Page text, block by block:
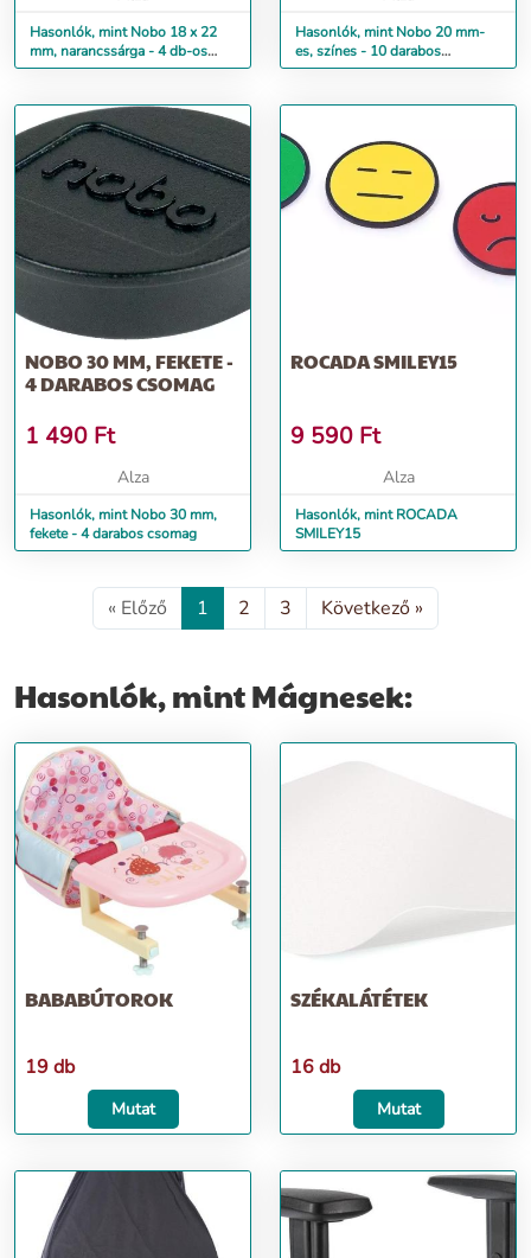
Hasonlók, mint Nobo 18 x 22
mm, narancssárga - 4 db-os
csomag
Hasonlók, mint Nobo 20 mm-
es, színes - 10 darabos
csomagban
NOBO 30 MM, FEKETE -
4 DARABOS CSOMAG
1 490 Ft
Alza
Hasonlók, mint Nobo 30 mm,
fekete - 4 darabos csomag
ROCADA SMILEY15
9 590 Ft
Alza
Hasonlók, mint ROCADA
SMILEY15
« Előző 1 2 3 Következő »
Hasonlók, mint Mágnesek:
BABABÚTOROK
19 db
Mutat
SZÉKALÁTÉTEK
16 db
Mutat